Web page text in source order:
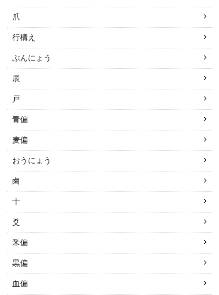
爪
行構え
ぶんにょう
辰
戸
青偏
麦偏
おうにょう
鹵
十
爻
釆偏
黒偏
血偏